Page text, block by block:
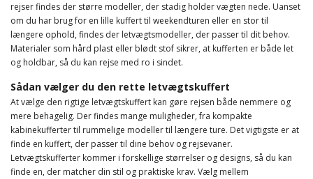
rejser findes der større modeller, der stadig holder vægten nede. Uanset
om du har brug for en lille kuffert til weekendturen eller en stor til
længere ophold, findes der letvægtsmodeller, der passer til dit behov.
Materialer som hård plast eller blødt stof sikrer, at kufferten er både let
og holdbar, så du kan rejse med ro i sindet.
Sådan vælger du den rette letvægtskuffert
At vælge den rigtige letvægtskuffert kan gøre rejsen både nemmere og
mere behagelig. Der findes mange muligheder, fra kompakte
kabinekufferter til rummelige modeller til længere ture. Det vigtigste er at
finde en kuffert, der passer til dine behov og rejsevaner.
Letvægtskufferter kommer i forskellige størrelser og designs, så du kan
finde en, der matcher din stil og praktiske krav. Vælg mellem